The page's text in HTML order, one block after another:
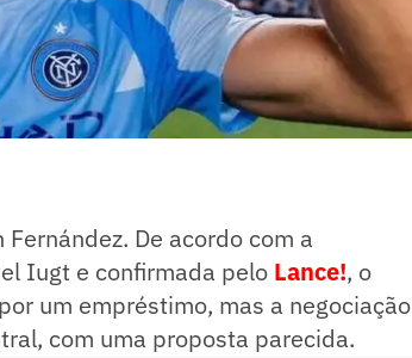
De acordo com a
Iugt e confirmada pelo Lance!, o
um empréstimo, mas a negociação
com uma proposta parecida.